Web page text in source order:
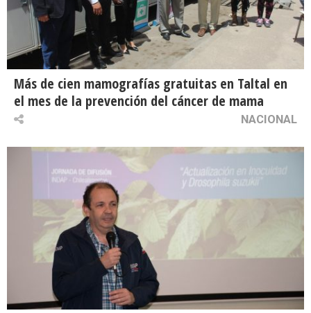
Más de cien mamografías gratuitas en Taltal en
el mes de la prevención del cáncer de mama
NACIONAL